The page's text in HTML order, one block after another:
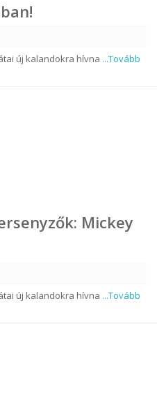
új kalandokra hívna ...Tovább
Mickey
új kalandokra hívna ...Tovább